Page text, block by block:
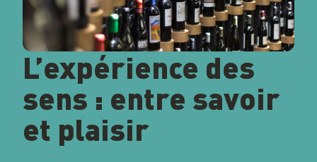
L’expérience des
sens : entre savoir
et plaisir